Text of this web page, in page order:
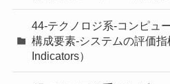
44-テクノロジ系-コンピュ
構成要素-システムの評価
Indicators）